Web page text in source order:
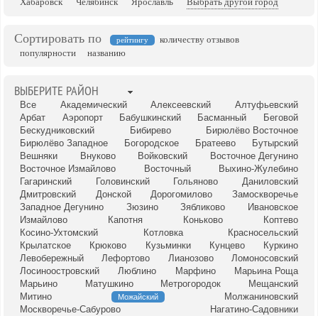
Сортировать по рейтингу
количеству отзывов
популярности
названию
ВЫБЕРИТЕ РАЙОН
Все Академический Алексеевский
Алтуфьевский
Арбат
Аэропорт Бабушкинский Басманный
Беговой
Бескудниковский
Бибирево
Бирюлёво Восточное
Бирюлёво Западное
Богородское Братеево
Бутырский
Вешняки
Внуково Войковский
Восточное Дегунино
Восточное Измайлово
Восточный
Выхино-Жулебино
Гагаринский
Головинский Гольяново
Даниловский
Дмитровский
Донской Дорогомилово
Замоскворечье
Западное Дегунино
Зюзино Зябликово
Ивановское
Измайлово
Капотня Коньково
Коптево
Косино-Ухтомский
Котловка
Красносельский
Крылатское
Крюково Кузьминки Кунцево
Куркино
Левобережный
Лефортово Лианозово
Ломоносовский
Лосиноостровский
Люблино Марфино
Марьина Роща
Марьино
Матушкино Метрогородок
Мещанский
Митино
Можайский
Молжаниновский
Москворечье-Сабурово
Нагатино-Садовники